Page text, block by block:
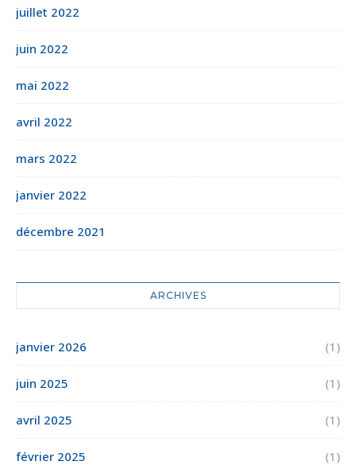
juillet 2022
juin 2022
mai 2022
avril 2022
mars 2022
janvier 2022
décembre 2021
ARCHIVES
janvier 2026 (1)
juin 2025 (1)
avril 2025 (1)
février 2025 (1)